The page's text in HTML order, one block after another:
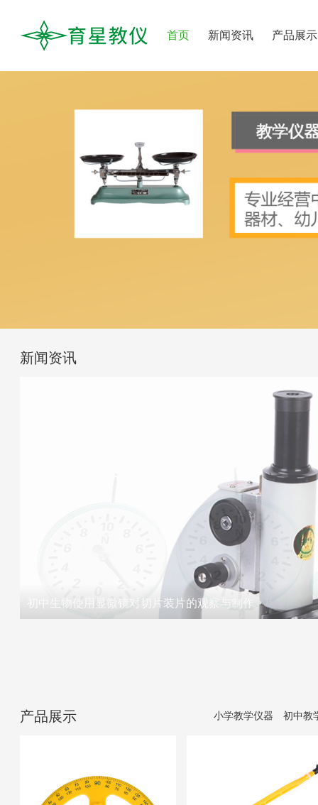
首页 新闻资讯 产品展示
新闻资讯
初中生物使用显微镜对切片装片的观察与制作
产品展示 小学教学仪器 初中教